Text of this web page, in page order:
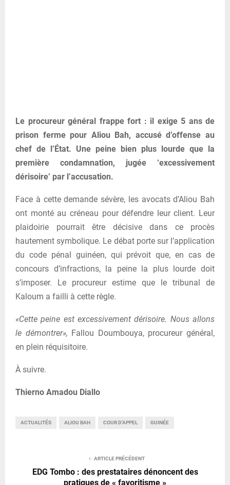
Le procureur général frappe fort : il exige 5 ans de
prison ferme pour Aliou Bah, accusé d’offense au
chef de l’État. Une peine bien plus lourde que la
première condamnation, jugée ‘excessivement
dérisoire’ par l’accusation.
Face à cette demande sévère, les avocats d’Aliou Bah
ont monté au créneau pour défendre leur client. Leur
plaidoirie pourrait être décisive dans ce procès
hautement symbolique. Le débat porte sur l’application
du code pénal guinéen, qui prévoit que, en cas de
concours d’infractions, la peine la plus lourde doit
s’imposer. Le procureur estime que le tribunal de
Kaloum a failli à cette règle.
«Cette peine est excessivement dérisoire. Nous allons
le démontrer», Fallou Doumbouya, procureur général,
en plein réquisitoire.
À suivre.
Thierno Amadou Diallo
ACTUALITÉS ALIOU BAH COUR D'APPEL GUINÉE
ARTICLE PRÉCÉDENT
EDG Tombo : des prestataires dénoncent des
pratiques de « favoritisme »